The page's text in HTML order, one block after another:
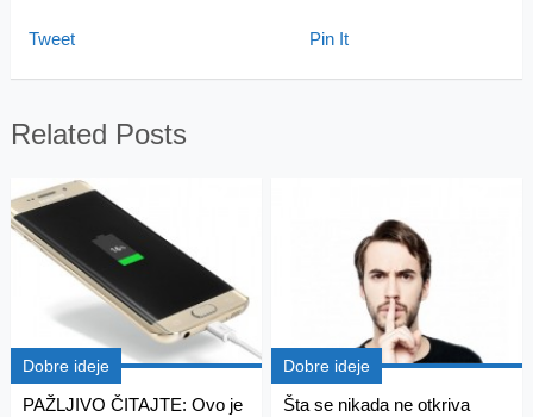
Tweet Pin It
Related Posts
Dobre ideje
PAŽLJIVO ČITAJTE: Ovo je
Dobre ideje
Šta se nikada ne otkriva